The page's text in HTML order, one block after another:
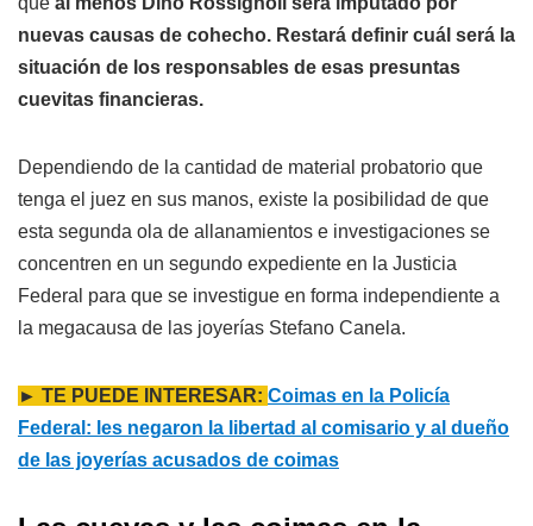
nuevas causas de cohecho. Restará definir cuál será la
situación de los responsables de esas presuntas
cuevitas financieras.
Dependiendo de la cantidad de material probatorio que
tenga el juez en sus manos, existe la posibilidad de que
esta segunda ola de allanamientos e investigaciones se
concentren en un segundo expediente en la Justicia
Federal para que se investigue en forma independiente a
la megacausa de las joyerías Stefano Canela.
► TE PUEDE INTERESAR: Coimas en la Policía
Federal: les negaron la libertad al comisario y al dueño
de las joyerías acusados de coimas